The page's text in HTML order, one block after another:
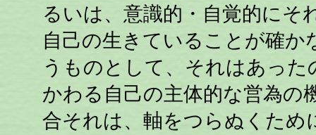
るいは、意識的・自覚的にそ
自己の生きていることが確
うものとして、それはあっ
かわる自己の主体的な営為の
合それは、軸をつらぬくため